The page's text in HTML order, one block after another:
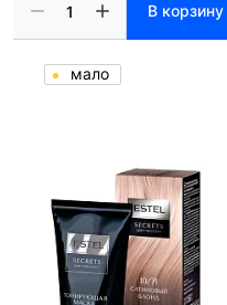
В корзину
мало